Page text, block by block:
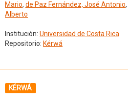
Mario, de Paz Fernández, José Antonio,
Alberto
Institución: Universidad de Costa Rica
Repositorio: Kérwá
KÉRWÁ